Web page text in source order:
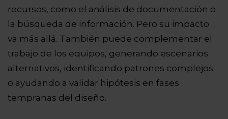
recursos, como el análisis de documentación o
la búsqueda de información. Pero su impacto
va más allá. También puede complementar el
trabajo de los equipos, generando escenarios
alternativos, identificando patrones complejos
o ayudando a validar hipótesis en fases
tempranas del diseño.